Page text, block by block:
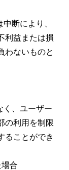
断により、
利益または損
わないものと
く、ユーザー
の利用を制限
ることができ
合